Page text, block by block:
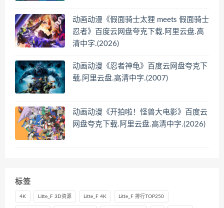
动画动漫《假面骑士太狸 meets 假面骑士
忍者》百度云网盘夸克下载.阿里云盘.高
清中字.(2026)
动画动漫《忍者神龟》百度云网盘夸克下
载.阿里云盘.高清中字.(2007)
动画动漫《开拍啦！怪兽大电影》百度云
网盘夸克下载.阿里云盘.高清中字.(2026)
标签
4K Litte_F 3D资源 Litte_F 4K Litte_F 排行TOP250